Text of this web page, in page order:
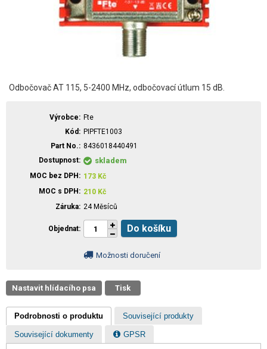
Odbočovač AT 115, 5-2400 MHz, odbočovací útlum 15 dB.
Výrobce
Fte
Kód
PIPFTE1003
Part No.
8436018440491
Dostupnost
skladem
MOC bez DPH 173 Kč
MOC s DPH
210 Kč
Záruka 24 Měsíců
Objednat Do košíku
Možnosti doručení
Nastavit hlídacího psa Tisk
Podrobnosti o produktu Související produkty
Související dokumenty GPSR